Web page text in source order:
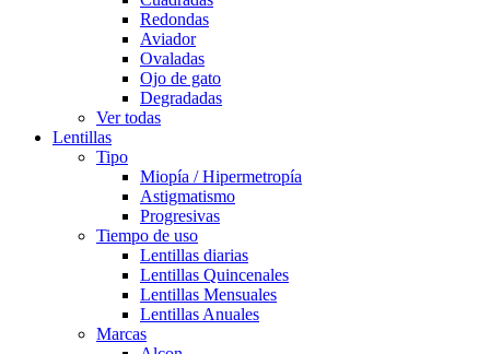
Redondas
Aviador
Ovaladas
Ojo de gato
Degradadas
Ver todas
Lentillas
Tipo
Miopía / Hipermetropía
Astigmatismo
Progresivas
Tiempo de uso
Lentillas diarias
Lentillas Quincenales
Lentillas Mensuales
Lentillas Anuales
Marcas